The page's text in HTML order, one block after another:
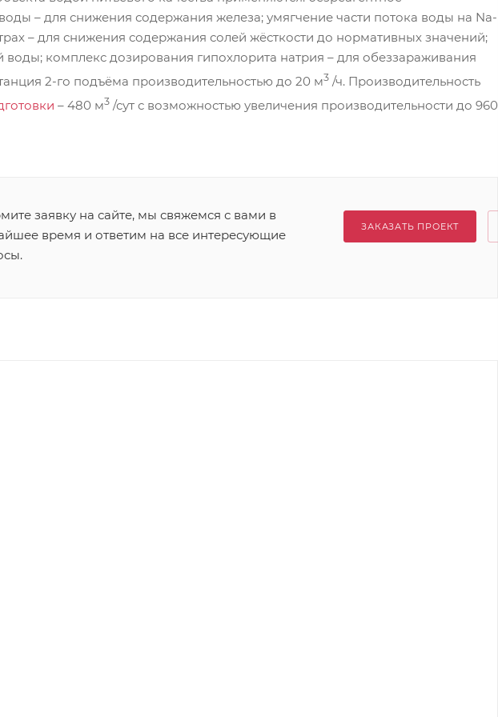
– для снижения содержания железа; умягчение части потока воды на Na-
– для снижения содержания солей жёсткости до нормативных значений;
воды; комплекс дозирования гипохлорита натрия – для обеззараживания
2-го подъёма производительностью до 20 м3 /ч. Производительность
– 480 м3 /сут с возможностью увеличения производительности до 960
заявку на сайте, мы свяжемся с вами в
время и ответим на все интересующие
ЗАКАЗАТЬ ПРОЕКТ